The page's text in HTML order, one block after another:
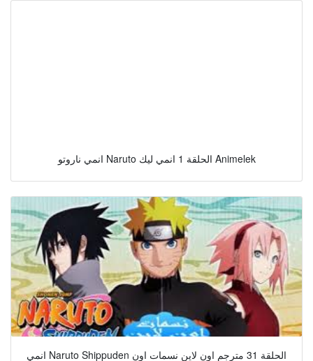
انمي ناروتو Naruto الحلقة 1 انمي ليك Animelek
انمي Naruto Shippuden الحلقة 31 مترجم اون لاين نسمات اون